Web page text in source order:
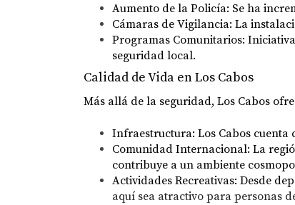
Aumento de la Policía: Se ha
Cámaras de Vigilancia: La
Programas Comunitarios:
seguridad local.
Calidad de Vida en Los Cabos
Más allá de la seguridad, Los Cabos
Infraestructura: Los Cabos
Comunidad Internacional: La
contribuye a un ambiente
Actividades Recreativas: Desde
aquí sea atractivo para personas